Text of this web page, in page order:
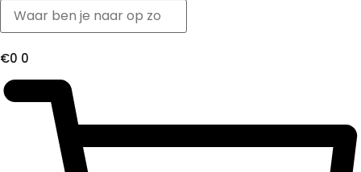
€0 0